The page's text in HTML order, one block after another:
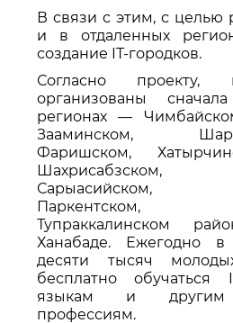
В связи с этим, с целью
и в отдаленных
создание IT-городков.
Согласно проекту,
организованы
регионах —
Зааминском,
Фаришском,
Шахрисабзском,
Сарыасийском,
Паркентском,
Тупраккалинском
Ханабаде. Ежегодно в
десяти тысяч
бесплатно обучаться
языкам и другим
профессиям.